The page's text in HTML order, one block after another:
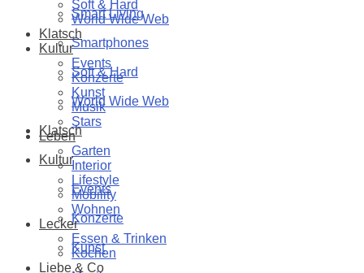
Smart Living
Smartphones
Soft & Hard
World Wide Web
Klatsch
Kultur
Events
Konzerte
Kunst
Soft & Hard
World Wide Web
Klatsch
Kultur
Events
Konzerte
Kunst
Musik
Stars
Leben
Garten
Interior
Lifestyle
Mobility
Wohnen
Lecker
Essen & Trinken
Kochen
Liebe & Co